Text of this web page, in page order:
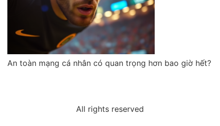
An toàn mạng cá nhân có quan trọng hơn bao giờ hết?
All rights reserved